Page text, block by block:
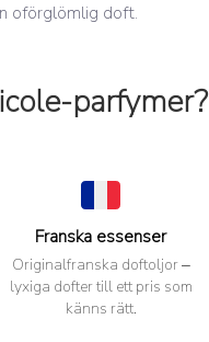
oförglömlig doft.
parfymer?
Franska essenser
Originalfranska doftoljor –
lyxiga dofter till ett pris som
känns rätt.